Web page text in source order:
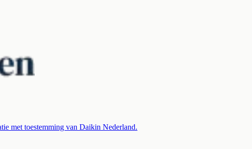
met toestemming van Daikin Nederland.